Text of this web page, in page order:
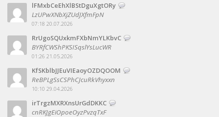
lFMxbCeEhXlBStDguXgtORy
LzUPwXNbXjZUdJXfmFpN
07:18 20.07.2026
RrUgoSQUxkmFXbNmYLKbvC
BYRfCWShPKSISqslYsLucWR
01:26 21.05.2026
KfSKblbJJEuVIEaoyOZDQOOM
ReBPLgSsCSPhCJcuRkVhyxxn
10:10 29.04.2026
irTrgzMXRXnsUrGdDKKC
cnRKJgEiOpoeOyzPvzqTxF